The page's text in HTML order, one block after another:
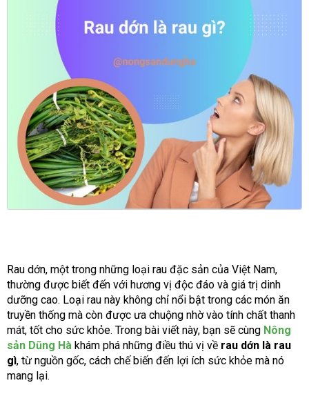
Rau dớn, một trong những loại rau đặc sản của Việt Nam,
thường được biết đến với hương vị độc đáo và giá trị dinh
dưỡng cao. Loại rau này không chỉ nổi bật trong các món ăn
truyền thống mà còn được ưa chuộng nhờ vào tính chất thanh
mát, tốt cho sức khỏe. Trong bài viết này, bạn sẽ cùng Nông
sản Dũng Hà khám phá những điều thú vị về rau dớn là rau
gì, từ nguồn gốc, cách chế biến đến lợi ích sức khỏe mà nó
mang lại.